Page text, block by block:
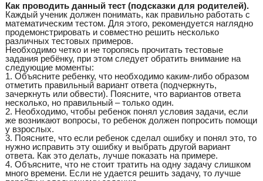
Как проводить данный тест (подсказки для родителей).
Каждый ученик должен понимать, как правильно работать с
математическим тестом. Для этого, рекомендуется наглядно
продемонстрировать и совместно решить несколько
различных тестовых примеров.
Необходимо четко и не торопясь прочитать тестовые
задания ребёнку, при этом следует обратить внимание на
следующие моменты:
1. Объясните ребенку, что необходимо каким-либо образом
отметить правильный вариант ответа (подчеркнуть,
зачеркнуть или обвести). Поясните, что вариантов ответа
несколько, но правильный – только один.
2. Необходимо, чтобы ребенок понял условия задачи, если
же возникают вопросы, то ребенок должен попросить помощи
у взрослых.
3. Поясните, что если ребенок сделал ошибку и понял это, то
нужно исправить эту ошибку и выбрать другой вариант
ответа. Как это делать, лучше показать на примере.
4. Объясните, что не стоит тратить на одну задачу слишком
много времени. Если не удается решить задачу, то лучше